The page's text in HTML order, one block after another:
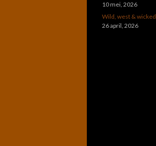
10 mei, 2026
Wild, west & wicked
26 april, 2026